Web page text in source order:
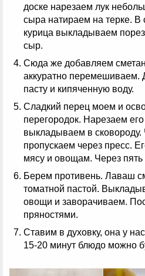
доске нарезаем лук
сыра натираем на терке. В
курица выкладываем
сыр.
Сюда же добавляем
аккуратно перемешиваем.
пасту и кипяченную воду.
Сладкий перец моем и
перегородок. Нарезаем
выкладываем в
пропускаем через пресс.
мясу и овощам. Через
Берем противень. Лаваш
томатной пастой.
овощи и заворачиваем.
пряностями.
Ставим в духовку, она у
15-20 минут блюдо можно